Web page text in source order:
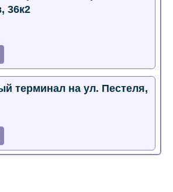
36к2
терминал на ул. Пестеля,